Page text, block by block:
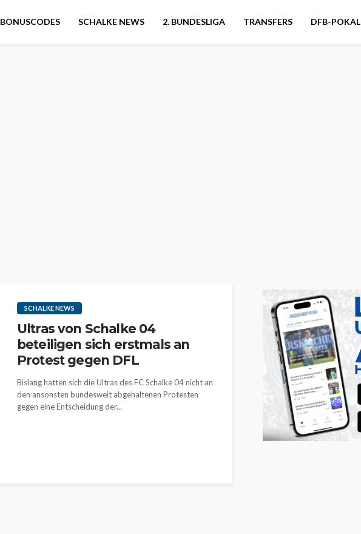
BONUSCODES SCHALKE NEWS 2. BUNDESLIGA TRANSFERS DFB-POKAL
SCHALKE NEWS
Ultras von Schalke 04
beteiligen sich erstmals an
Protest gegen DFL
Bislang hatten sich die Ultras des FC Schalke 04 nicht an
den ansonsten bundesweit abgehaltenen Protesten
gegen eine Entscheidung der...